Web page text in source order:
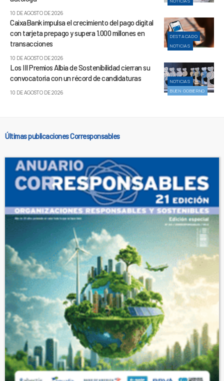
10 DE AGOSTO DE 2026
DESTACADO
NOTICIAS
CaixaBank impulsa el crecimiento del pago digital
con tarjeta prepago y supera 1.000 millones en
transacciones
10 DE AGOSTO DE 2026
NOTICIAS
BUEN GOBIERNO
Los III Premios Albia de Sostenibilidad cierran su
convocatoria con un récord de candidaturas
10 DE AGOSTO DE 2026
Últimas publicaciones Corresponsables